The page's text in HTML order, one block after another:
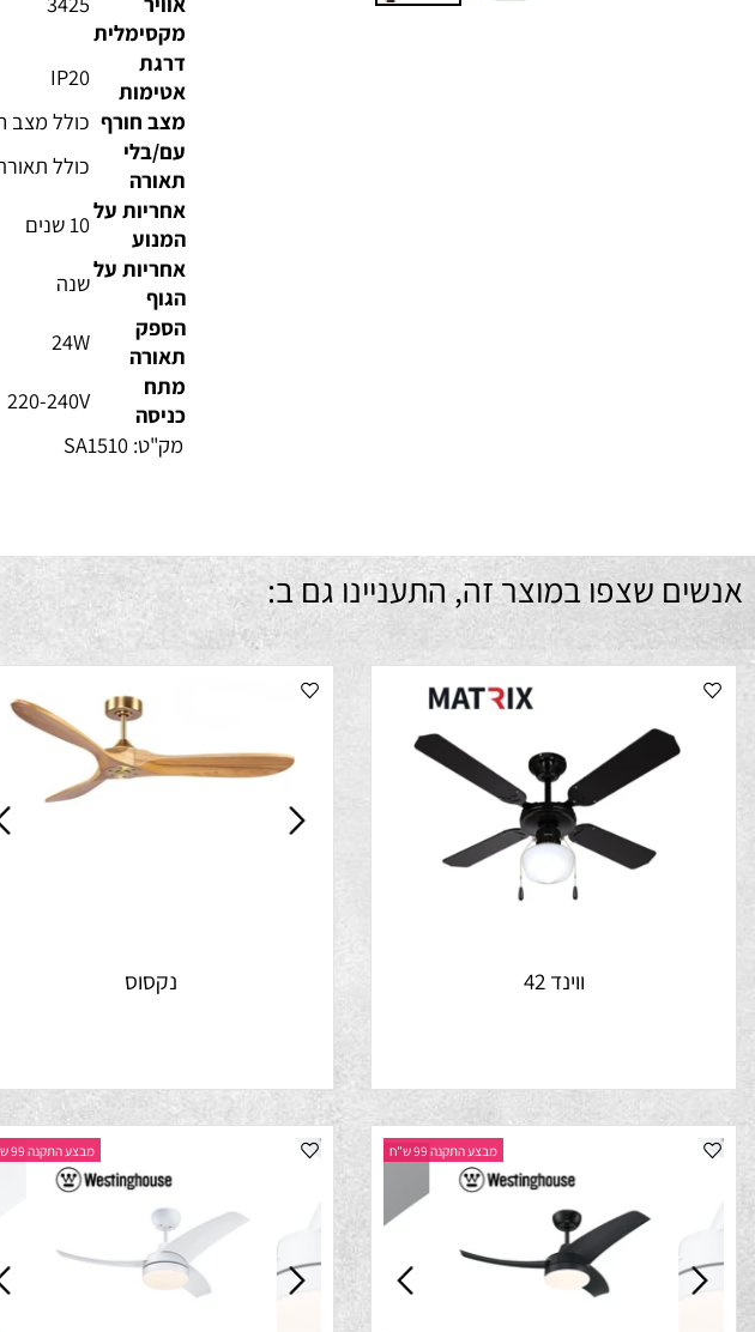
ספיקת
מקסימלית
3425
דרגת
אטימות
IP20
מצב חורף
כולל מצב חורף
עם/בלי
תאורה
כולל תאורה
אחריות על
המנוע
10 שנים
אחריות על
הספק
תאורה
24W
220-240V
שצפו במוצר זה, התעניינו גם ב: